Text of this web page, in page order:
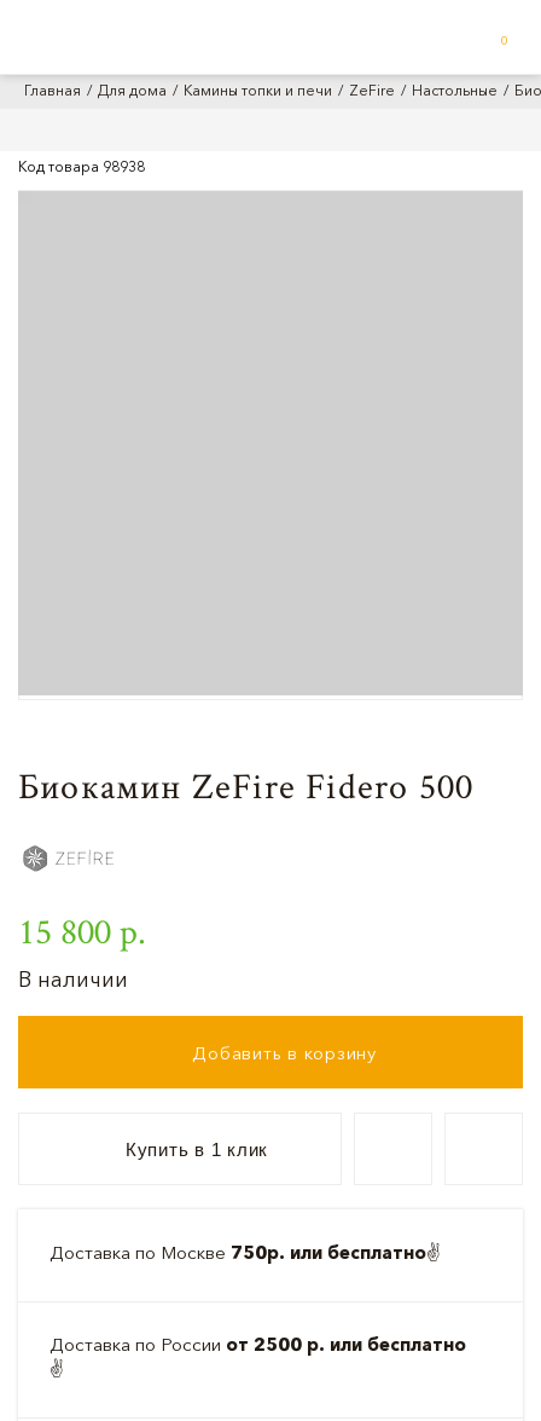
0
Главная Для дома Камины топки и печи ZeFire Настольные
Код товара 98938
Биокамин ZeFire Fidero 500
15 800 р.
В наличии
Добавить в корзину
Купить в 1 клик
Доставка по Москве 750р. или бесплатно✌️
Доставка по России от 2500 р. или бесплатно
✌️